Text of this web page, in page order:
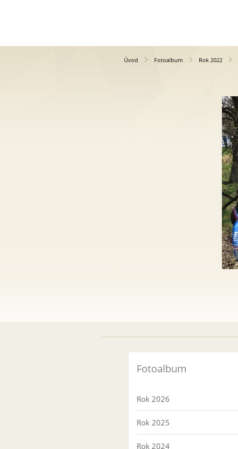
Úvod Fotoalbum Rok 2022
Fotoalbum
Rok 2026
Rok 2025
Rok 2024